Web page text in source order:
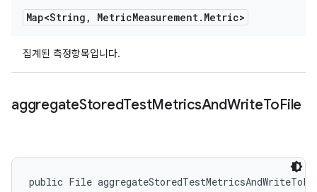
Map<String , MetricMeasurement. Metric>
집계된 측정항목입니다.
aggregateStoredTestMetricsAndWriteToFile
public File